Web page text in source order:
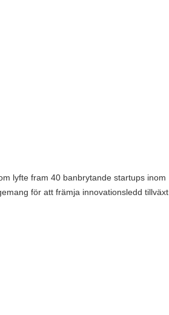
lyfte fram 40 banbrytande startups inom
för att främja innovationsledd tillväxt